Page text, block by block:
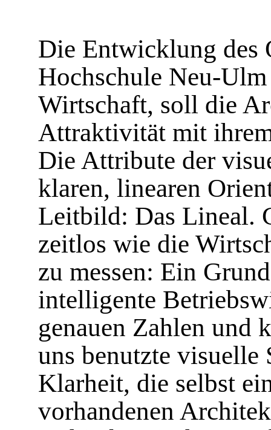
Die Entwicklung des
Hochschule Neu-
Wirtschaft, soll die
Attraktivität mit
Die Attribute der
klaren, linearen
Leitbild: Das Lineal.
zeitlos wie die
zu messen: Ein
intelligente
genauen Zahlen und
uns benutzte visuelle
Klarheit, die selbst
vorhandenen